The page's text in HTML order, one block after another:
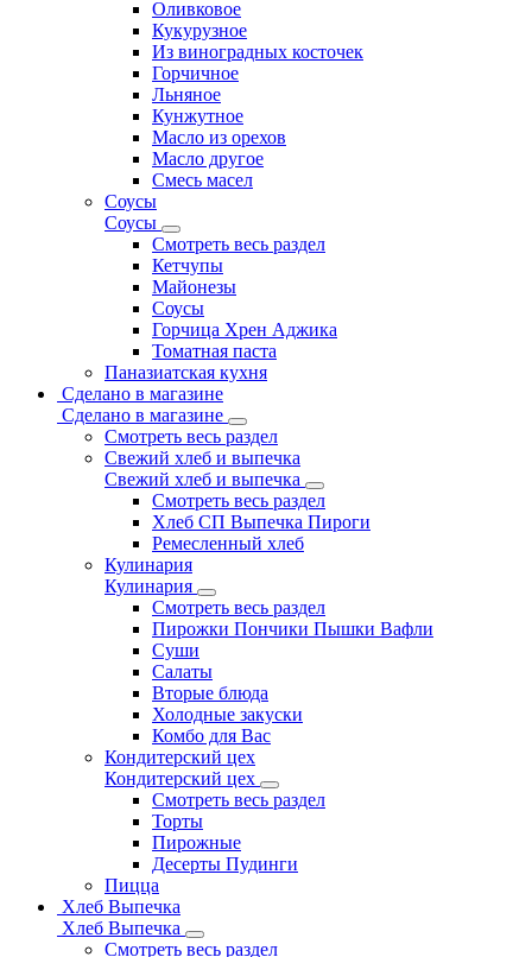
Оливковое
Кукурузное
Из виноградных косточек
Горчичное
Льняное
Кунжутное
Масло из орехов
Масло другое
Смесь масел
Соусы
Соусы
Смотреть весь раздел
Кетчупы
Майонезы
Соусы
Горчица Хрен Аджика
Томатная паста
Паназиатская кухня
Сделано в магазине
Сделано в магазине
Смотреть весь раздел
Свежий хлеб и выпечка
Свежий хлеб и выпечка
Смотреть весь раздел
Хлеб СП Выпечка Пироги
Ремесленный хлеб
Кулинария
Кулинария
Смотреть весь раздел
Пирожки Пончики Пышки Вафли
Суши
Салаты
Вторые блюда
Холодные закуски
Комбо для Вас
Кондитерский цех
Кондитерский цех
Смотреть весь раздел
Торты
Пирожные
Десерты Пудинги
Пицца
Хлеб Выпечка
Хлеб Выпечка
Смотреть весь раздел